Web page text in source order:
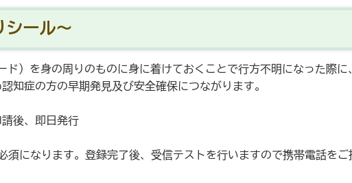
シール～
）を身の周りのものに身に着けておくことで行方不明になった際
知症の方の早期発見及び安全確保につながります。
請後、即日発行
なります。登録完了後、受信テストを行いますので携帯電話をご